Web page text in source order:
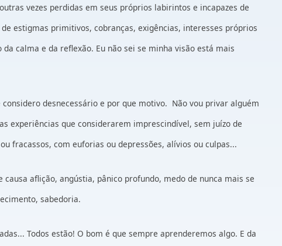
vezes perdidas em seus próprios labirintos e incapazes de
estigmas primitivos, cobranças, exigências, interesses próprios
calma e da reflexão. Eu não sei se minha visão está mais
desnecessário e por que motivo. Não vou privar alguém
experiências que considerarem imprescindível, sem juízo de
fracassos, com euforias ou depressões, alívios ou culpas...
aflição, angústia, pânico profundo, medo de nunca mais se
sabedoria.
Todos estão! O bom é que sempre aprenderemos algo. E da